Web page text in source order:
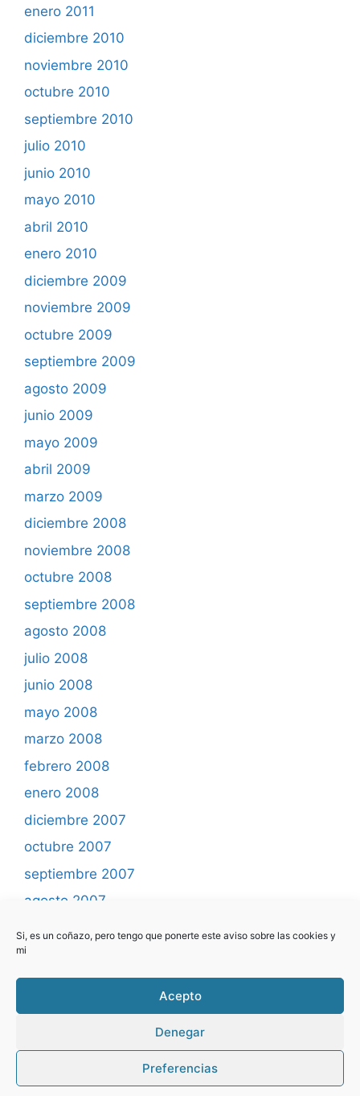
Si, es un coñazo, pero tengo que ponerte este aviso sobre las cookies y
mi
Acepto
Denegar
Preferencias
enero 2011
diciembre 2010
noviembre 2010
octubre 2010
septiembre 2010
julio 2010
junio 2010
mayo 2010
abril 2010
enero 2010
diciembre 2009
noviembre 2009
octubre 2009
septiembre 2009
agosto 2009
junio 2009
mayo 2009
abril 2009
marzo 2009
diciembre 2008
noviembre 2008
octubre 2008
septiembre 2008
agosto 2008
julio 2008
junio 2008
mayo 2008
marzo 2008
febrero 2008
enero 2008
diciembre 2007
octubre 2007
septiembre 2007
agosto 2007
abril 2007
marzo 2007
© 2026 Yo programo ... el blog• Creado con